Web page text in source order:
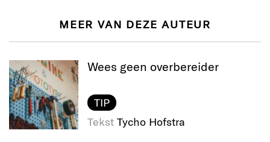
MEER VAN DEZE AUTEUR
Wees geen overbereider
TIP
Tekst Tycho Hofstra